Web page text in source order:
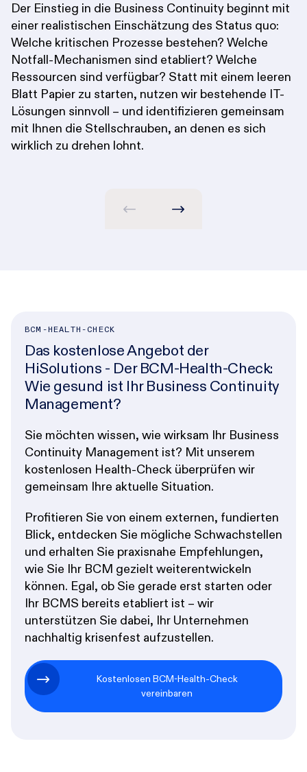
Der Einstieg in die Business Continuity beginnt mit
einer realistischen Einschätzung des Status quo:
Welche kritischen Prozesse bestehen? Welche
Notfall-Mechanismen sind etabliert? Welche
Ressourcen sind verfügbar? Statt mit einem leeren
Blatt Papier zu starten, nutzen wir bestehende IT-
Lösungen sinnvoll – und identifizieren gemeinsam
mit Ihnen die Stellschrauben, an denen es sich
wirklich zu drehen lohnt.
BCM-HEALTH-CHECK
Das kostenlose Angebot der
HiSolutions - Der BCM-Health-Check:
Wie gesund ist Ihr Business Continuity
Management?
Sie möchten wissen, wie wirksam Ihr Business
Continuity Management ist? Mit unserem
kostenlosen Health-Check überprüfen wir
gemeinsam Ihre aktuelle Situation.
Profitieren Sie von einem externen, fundierten
Blick, entdecken Sie mögliche Schwachstellen
und erhalten Sie praxisnahe Empfehlungen,
wie Sie Ihr BCM gezielt weiterentwickeln
können. Egal, ob Sie gerade erst starten oder
Ihr BCMS bereits etabliert ist – wir
unterstützen Sie dabei, Ihr Unternehmen
nachhaltig krisenfest aufzustellen.
Kostenlosen BCM-Health-Check
vereinbaren